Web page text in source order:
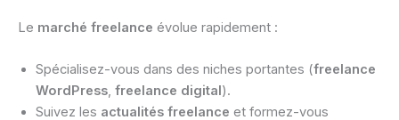
Le marché freelance évolue rapidement :
Spécialisez-vous dans des niches portantes (freelance
WordPress, freelance digital ).
Suivez les actualités freelance et formez-vous